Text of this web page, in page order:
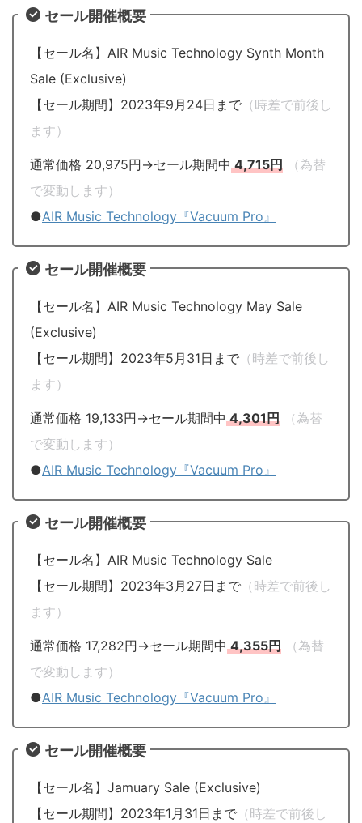
セール開催概要
【セール名】AIR Music Technology Synth Month
Sale (Exclusive)
【セール期間】2023年9月24日まで （時差で前後し
ます）
通常価格 20,975円→セール期間中4,715円
（為替
で変動します）
●AIR Music Technology『Vacuum Pro』
セール開催概要
【セール名】AIR Music Technology May Sale
(Exclusive)
【セール期間】2023年5月31日まで （時差で前後し
ます）
通常価格 19,133円→セール期間中4,301円
（為替
で変動します）
●AIR Music Technology『Vacuum Pro』
セール開催概要
【セール名】AIR Music Technology Sale
【セール期間】2023年3月27日まで （時差で前後し
ます）
通常価格 17,282円→セール期間中4,355円
（為替
で変動します）
●AIR Music Technology『Vacuum Pro』
セール開催概要
【セール名】Jamuary Sale (Exclusive)
【セール期間】2023年1月31日まで （時差で前後し